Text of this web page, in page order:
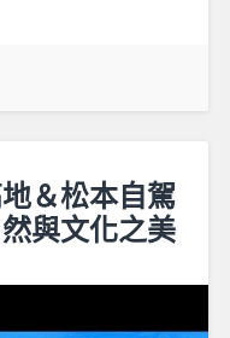
＆松本自駕
與文化之美